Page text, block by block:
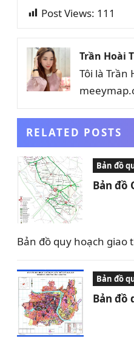
Post Views: 111
Trần Hoài
Tôi là
RELATED POSTS
Bản đồ
Bản đồ
Bản đồ quy hoạch
Bản đồ
Bản đồ